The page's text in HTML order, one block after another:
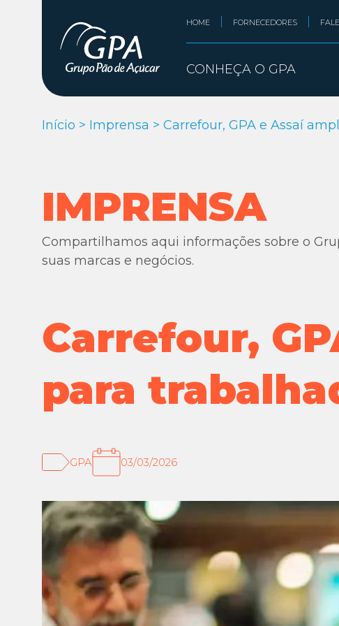
HOME FORNECEDORES
CONHEÇA O GPA
Início > Imprensa > Carrefour, GPA e Assaí
IMPRENSA
Compartilhamos aqui informações sobre o
suas marcas e negócios.
Carrefour,
para
GPA 03/03/2026